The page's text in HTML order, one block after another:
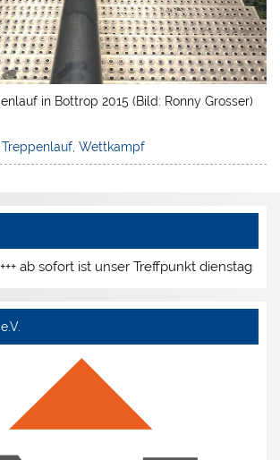
in Bottrop 2015 (Bild: Ronny Grosser)
Treppenlauf,Wettkampf
ab sofort ist unser Treffpunkt dienstags